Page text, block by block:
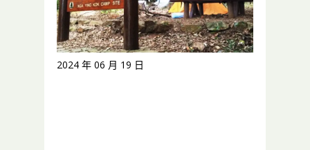
2024 年 06 月 19 日